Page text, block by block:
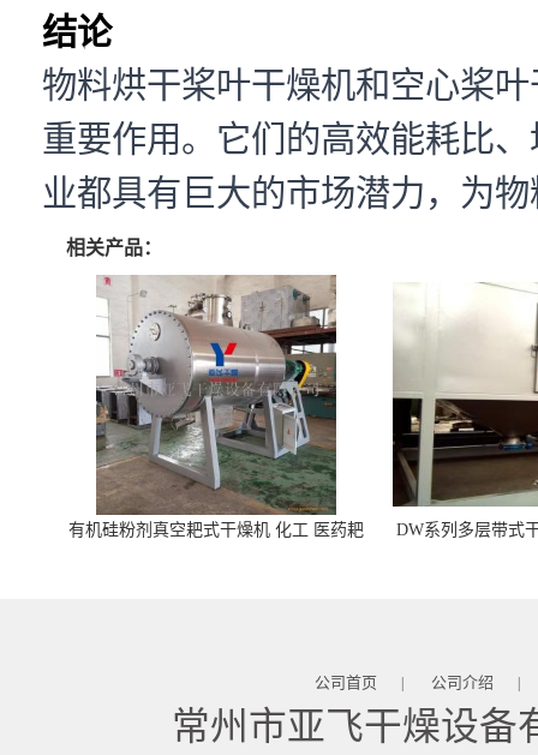
结论
物料烘干桨叶干燥机和空心桨
重要作用。它们的高效能耗比
业都具有巨大的市场潜力，为
相关产品：
有机硅粉剂真空耙式干燥机 化工 医药耙
DW系列多层带式
公司首页 | 公司介绍 |
常州市亚飞干燥设备